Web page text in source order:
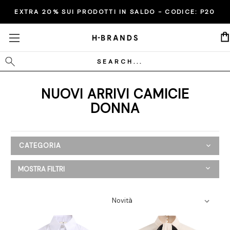
EXTRA 20% SUI PRODOTTI IN SALDO - CODICE: P20
Cerca
NUOVI ARRIVI CAMICIE
DONNA
CATEGORIA
Nuovi Arrivi
Blazer
Camicie
MOSTRA FILTRI